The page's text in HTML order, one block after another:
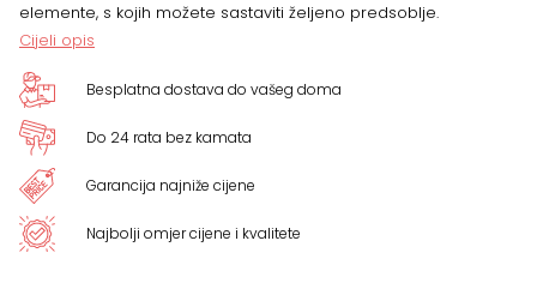
elemente, s kojih možete sastaviti željeno predsoblje.
Cijeli opis
Besplatna dostava do vašeg doma
Do 24 rata bez kamata
Garancija najniže cijene
Najbolji omjer cijene i kvalitete